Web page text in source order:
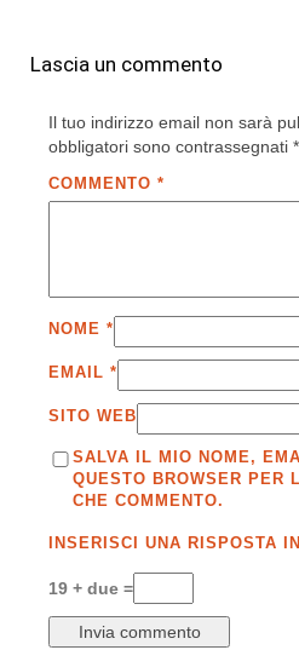
Lascia un commento
Il tuo indirizzo email non sarà
obbligatori sono contrassegnati *
COMMENTO *
NOME *
EMAIL *
SITO WEB
SALVA IL MIO NOME,
QUESTO BROWSER PER
CHE COMMENTO.
INSERISCI UNA RISPOSTA
19 + due =